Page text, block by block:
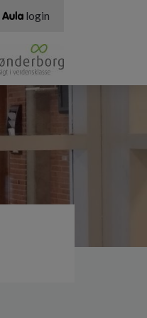
login